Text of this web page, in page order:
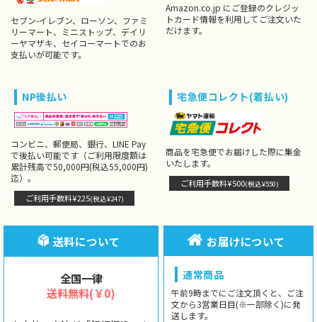
セブン-イレブン、ローソン、ファミ
リーマート、ミニストップ、デイリ
ーヤマザキ、セイコーマートでのお
支払いが可能です。
Amazon.co.jp にご登録のクレジッ
トカード情報を利用してご注文いた
だけます。
NP後払い
コンビニ、郵便局、銀行、LINE Pay
で後払い可能です（ご利用限度額は
累計残高で50,000円(税込55,000円)
迄）。
ご利用手数料¥225(税込¥247)
宅急便コレクト(着払い)
商品を宅急便でお届けした際に集金
いたします。
ご利用手数料¥500(税込¥550)
送料について
全国一律
送料無料(￥0)
お届けについて
通常商品
午前9時までにご注文頂くと、ご注
文から3営業日目(※一部除く)に発
送します。